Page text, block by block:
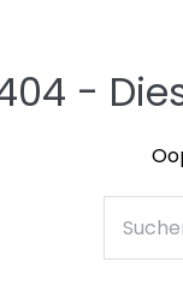
-
nach: